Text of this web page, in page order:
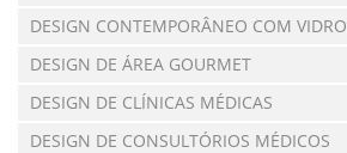
DESIGN CONTEMPORÂNEO COM VIDRO
DESIGN DE ÁREA GOURMET
DESIGN DE CLÍNICAS MÉDICAS
DESIGN DE CONSULTÓRIOS MÉDICOS